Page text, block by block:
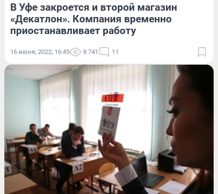
В Уфе закроется и второй магазин
«Декатлон». Компания временно
приостанавливает работу
16 июня, 2022, 16:45 8 741 11